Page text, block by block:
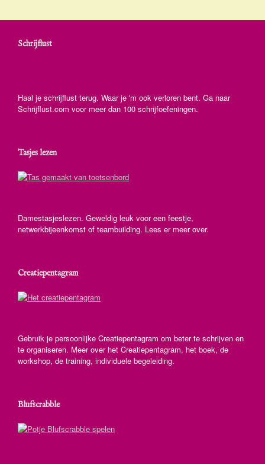
Schrijflust
Haal je schrijflust terug. Waar je 'm ook verloren bent. Ga naar
Schrijflust.com voor meer dan 100 schrijfoefeningen.
Tasjes lezen
Damestasjeslezen. Geweldig leuk voor een feestje,
netwerkbijeenkomst of teambuilding. Lees er meer over.
Creatiepentagram
Gebruik je persoonlijke Creatiepentagram om beter te schrijven en
te organiseren. Meer over het Creatiepentagram, het boek, de
workshop, de training, individuele begeleiding.
Blufscrabble